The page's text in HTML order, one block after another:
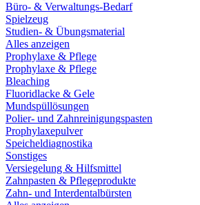
Büro- & Verwaltungs-Bedarf
Spielzeug
Studien- & Übungsmaterial
Alles anzeigen
Prophylaxe & Pflege
Prophylaxe & Pflege
Bleaching
Fluoridlacke & Gele
Mundspüllösungen
Polier- und Zahnreinigungspasten
Prophylaxepulver
Speicheldiagnostika
Sonstiges
Versiegelung & Hilfsmittel
Zahnpasten & Pflegeprodukte
Zahn- und Interdentalbürsten